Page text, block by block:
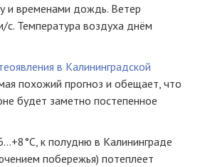
и временами дождь. Ветер
Температура воздуха днём
в Калининградской
похожий прогноз и обещает, что
будет заметно постепенное
к полудню в Калининграде
побережья) потеплеет